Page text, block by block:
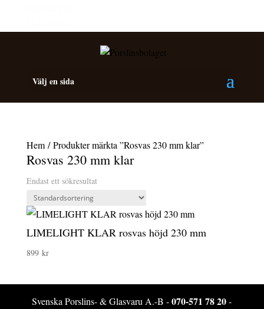
Välj en sida
Hem/ Produkter märkta ”Rosvas 230 mm klar”
Rosvas 230 mm klar
Endast ett sökresultat
LIMELIGHT KLAR rosvas höjd 230 mm
899 kr
Svenska Porslins- & Glasvaru A.-B -070-571 78 20-